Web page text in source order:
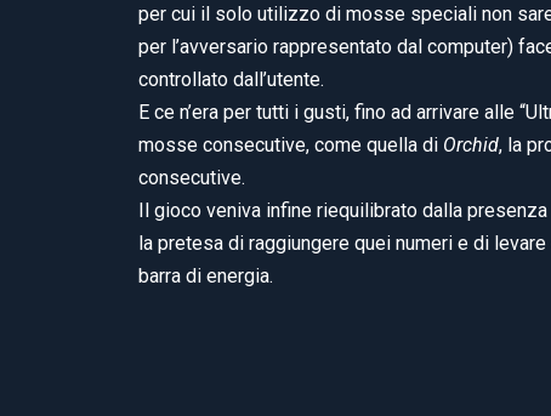
per cui il solo utilizzo di mosse speciali non
per l’avversario rappresentato dal computer)
controllato dall’utente.
E ce n’era per tutti i gusti, fino ad arrivare alle
mosse consecutive, come quella di Orchid, la
consecutive.
Il gioco veniva infine riequilibrato dalla
la pretesa di raggiungere quei numeri e di
barra di energia.